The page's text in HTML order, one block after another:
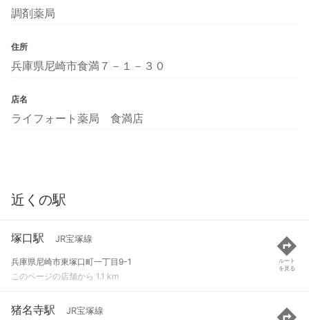
調剤薬局
住所
兵庫県尼崎市食満７－１－３０
店名
ライフォート薬局 食満店
近くの駅
塚口駅 JR宝塚線
兵庫県尼崎市東塚口町一丁目9-1
このページの店舗から 1.1 km
ルート
を見る
猪名寺駅 JR宝塚線